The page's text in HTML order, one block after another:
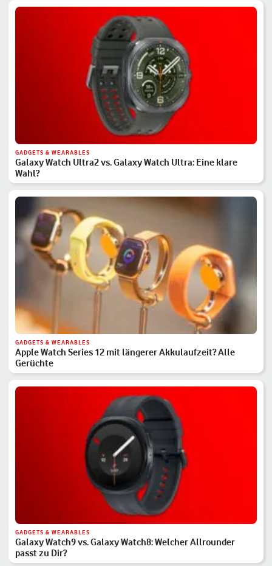
GADGETS & WEARABLES
Galaxy Watch Ultra2 vs. Galaxy Watch Ultra: Eine klare
Wahl?
GADGETS & WEARABLES
Apple Watch Series 12 mit längerer Akkulaufzeit? Alle
Gerüchte
GADGETS & WEARABLES
Galaxy Watch9 vs. Galaxy Watch8: Welcher Allrounder
passt zu Dir?